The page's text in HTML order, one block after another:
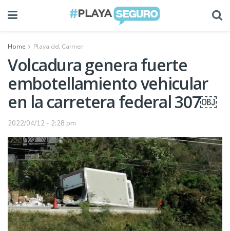
Home Playa del Carmen
Volcadura genera fuerte
embotellamiento vehicular
en la carretera federal 307￼
2022/04/12 - 2:28 pm